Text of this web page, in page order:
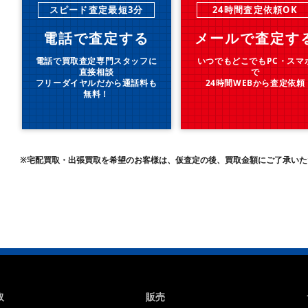
スピード査定最短3分
電話で査定する
電話で買取査定専門スタッフに
直接相談
フリーダイヤルだから通話料も
無料！
24時間査定依頼OK
メールで査定す
いつでもどこでもPC・スマ
で
24時間WEBから査定依頼
※宅配買取・出張買取を希望のお客様は、仮査定の後、買取金額にご了承い
販売